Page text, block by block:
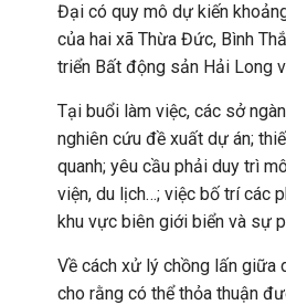
Đại có quy mô dự kiến
của hai xã Thừa Đức, Bình
triển Bất động sản Hải Long
Tại buổi làm việc, các sở
nghiên cứu đề xuất dự án;
quanh; yêu cầu phải duy trì
viện, du lịch…; việc bố trí các
khu vực biên giới biển và sự
Về cách xử lý chồng lấn giữa
cho rằng có thể thỏa thuận